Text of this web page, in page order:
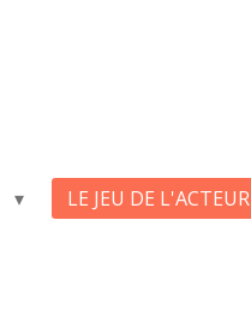
LE JEU DE L'ACTEUR